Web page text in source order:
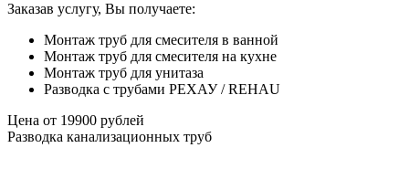
Заказав услугу, Вы получаете:
Монтаж труб для смесителя в ванной
Монтаж труб для смесителя на кухне
Монтаж труб для унитаза
Разводка с трубами РЕХАУ / REHAU
Цена от 19900 рублей
Разводка канализационных труб